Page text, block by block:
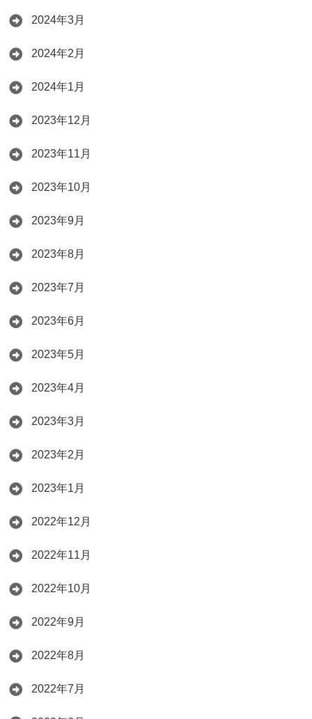
2024年3月
2024年2月
2024年1月
2023年12月
2023年11月
2023年10月
2023年9月
2023年8月
2023年7月
2023年6月
2023年5月
2023年4月
2023年3月
2023年2月
2023年1月
2022年12月
2022年11月
2022年10月
2022年9月
2022年8月
2022年7月